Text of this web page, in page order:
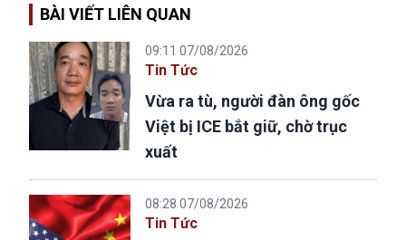
BÀI VIẾT LIÊN QUAN
09:11 07/08/2026
Tin Tức
Vừa ra tù, người đàn ông gốc
Việt bị ICE bắt giữ, chờ trục
xuất
08:28 07/08/2026
Tin Tức